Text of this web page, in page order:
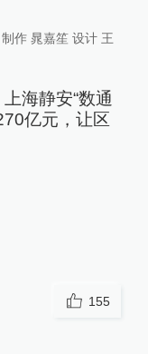
作 晁嘉笙 设计 王
海静安“数通
亿元，让区
155